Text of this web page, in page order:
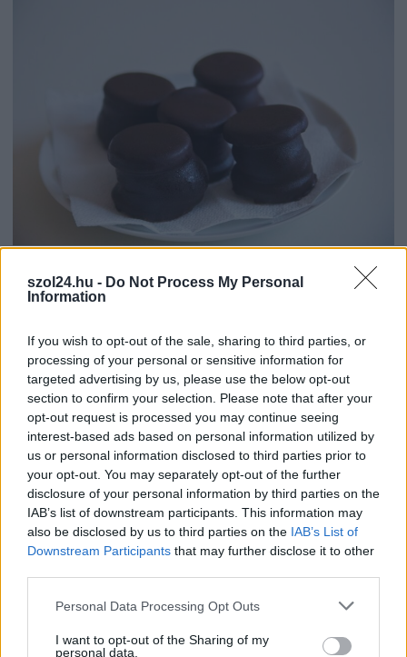
szol24.hu - Do Not Process My Personal
Information
If you wish to opt-out of the sale, sharing to third parties, or
processing of your personal or sensitive information for
targeted advertising by us, please use the below opt-out
section to confirm your selection. Please note that after your
opt-out request is processed you may continue seeing
interest-based ads based on personal information utilized by
us or personal information disclosed to third parties prior to
your opt-out. You may separately opt-out of the further
disclosure of your personal information by third parties on the
IAB’s list of downstream participants. This information may
also be disclosed by us to third parties on the IAB’s List of
Downstream Participants that may further disclose it to other
Please note that this website/app uses one or more Google
not limited to your visit or usage behaviour. You may click to
Personal Data Processing Opt Outs
I want to opt-out of the Sharing of my
personal data.
Ön szerint hogy készül a hamisítatlan szolnoki
habos isler?
szeretnek, és amelyet sokan ma is próbálnak otthon
újraalkotni....
Szolnok